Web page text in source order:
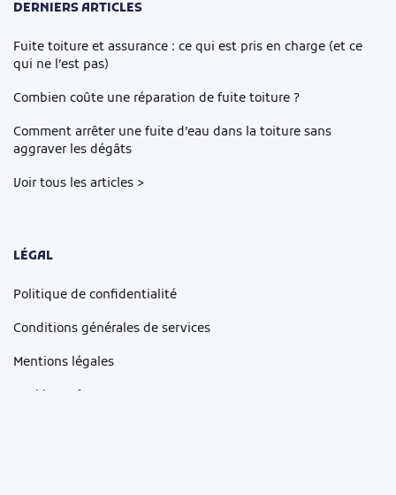
DERNIERS ARTICLES
Fuite toiture et assurance : ce qui est pris en charge (et ce
qui ne l’est pas)
Combien coûte une réparation de fuite toiture ?
Comment arrêter une fuite d’eau dans la toiture sans
aggraver les dégâts
Voir tous les articles >
LÉGAL
Politique de confidentialité
Conditions générales de services
Mentions légales